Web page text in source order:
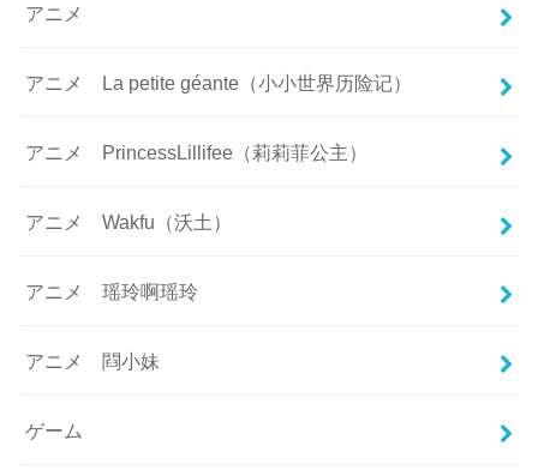
アニメ
アニメ La petite géante（小小世界历险记）
アニメ PrincessLillifee（莉莉菲公主）
アニメ Wakfu（沃土）
アニメ 瑶玲啊瑶玲
アニメ 閰小妹
ゲーム